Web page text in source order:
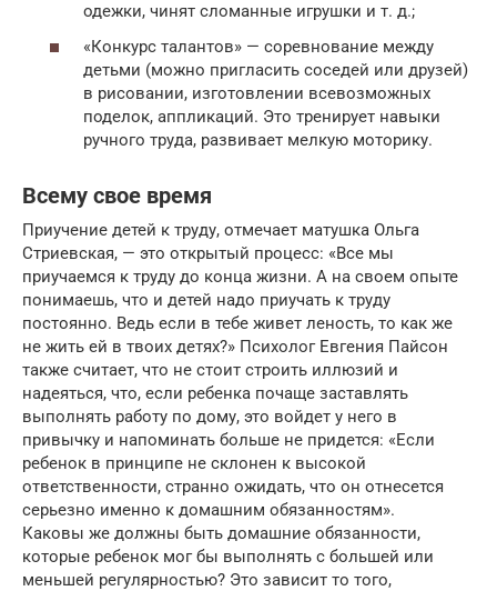
одежки, чинят сломанные игрушки и т. д.;
«Конкурс талантов» — соревнование между
детьми (можно пригласить соседей или друзей)
в рисовании, изготовлении всевозможных
поделок, аппликаций. Это тренирует навыки
ручного труда, развивает мелкую моторику.
Всему свое время
Приучение детей к труду, отмечает матушка Ольга
Стриевская, — это открытый процесс: «Все мы
приучаемся к труду до конца жизни. А на своем опыте
понимаешь, что и детей надо приучать к труду
постоянно. Ведь если в тебе живет леность, то как же
не жить ей в твоих детях?» Психолог Евгения Пайсон
также считает, что не стоит строить иллюзий и
надеяться, что, если ребенка почаще заставлять
выполнять работу по дому, это войдет у него в
привычку и напоминать больше не придется: «Если
ребенок в принципе не склонен к высокой
ответственности, странно ожидать, что он отнесется
серьезно именно к домашним обязанностям».
Каковы же должны быть домашние обязанности,
которые ребенок мог бы выполнять с большей или
меньшей регулярностью? Это зависит то того,